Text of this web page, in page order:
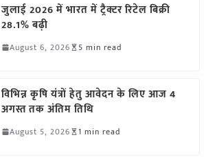
जुलाई 2026 में भारत में ट्रैक्टर रिटेल बिक्री
28.1% बढ़ी
August 6, 2026 5 min read
विभिन्न कृषि यंत्रों हेतु आवेदन के लिए आज 4
अगस्त तक अंतिम तिथि
August 5, 2026 1 min read